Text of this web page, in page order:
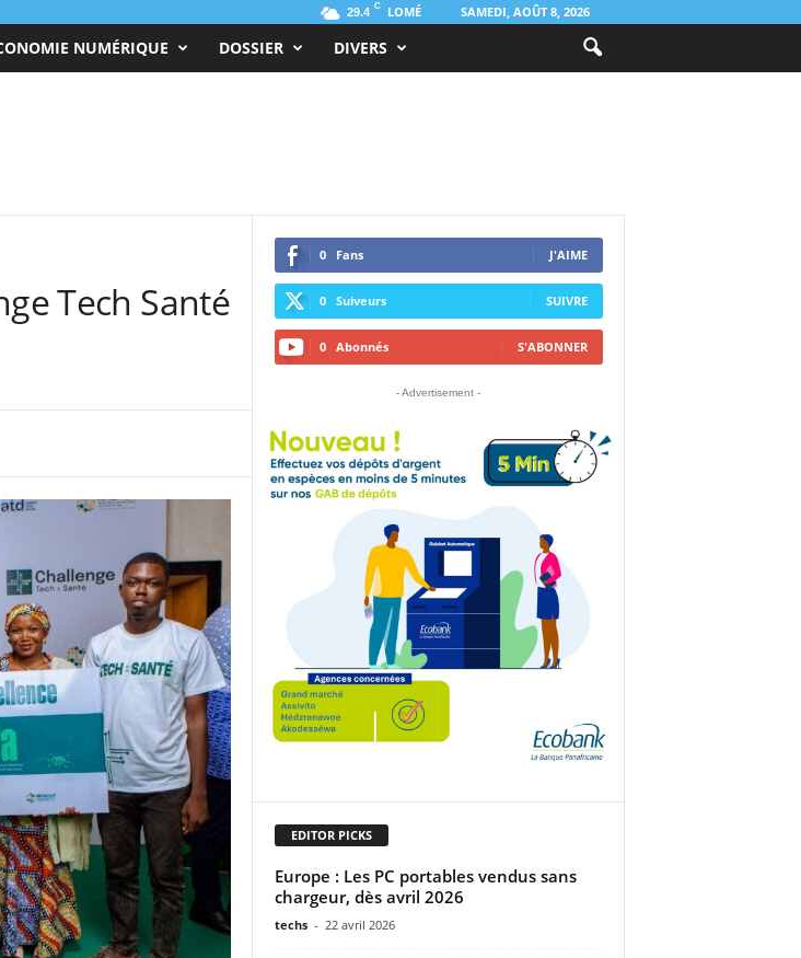
29.4 C LOMÉ SAMEDI, AOÛT 8, 2026
NUMÉRIQUE DOSSIER DIVERS
Tech Santé
0 Fans J'AIME
0 Suiveurs SUIVRE
0 Abonnés S'ABONNER
- Advertisement -
EDITOR PICKS
Europe : Les PC portables vendus sans
chargeur, dès avril 2026
techs - 22 avril 2026